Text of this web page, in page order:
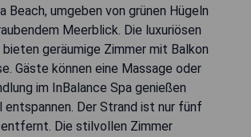
Beach, umgeben von grünen Hügeln
Meerblick. Die luxuriösen
geräumige Zimmer mit Balkon
Gäste können eine Massage oder
im InBalance Spa genießen
entspannen. Der Strand ist nur fünf
entfernt. Die stilvollen Zimmer